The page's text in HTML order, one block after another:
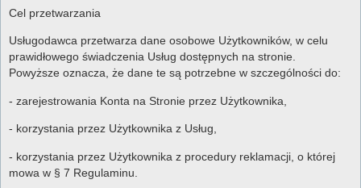
Cel przetwarzania
Usługodawca przetwarza dane osobowe Użytkowników, w celu
prawidłowego świadczenia Usług dostępnych na stronie.
Powyższe oznacza, że dane te są potrzebne w szczególności do:
- zarejestrowania Konta na Stronie przez Użytkownika,
- korzystania przez Użytkownika z Usług,
- korzystania przez Użytkownika z procedury reklamacji, o której
mowa w § 7 Regulaminu.